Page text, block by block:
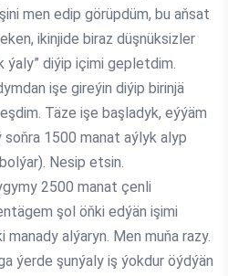
men edip görüpdüm, bu aňsat
ikinjide biraz düşnüksizler
ýaly” diýip içimi gepletdim.
işe gireýin diýip birinjä
Täze işe başladyk, eýýäm
soňra 1500 manat aýlyk alyp
Nesip etsin.
2500 manat çenli
şol öňki edýän işimi
alýaryn. Men muňa razy.
ýerde şunýaly iş ýokdur öýdýän